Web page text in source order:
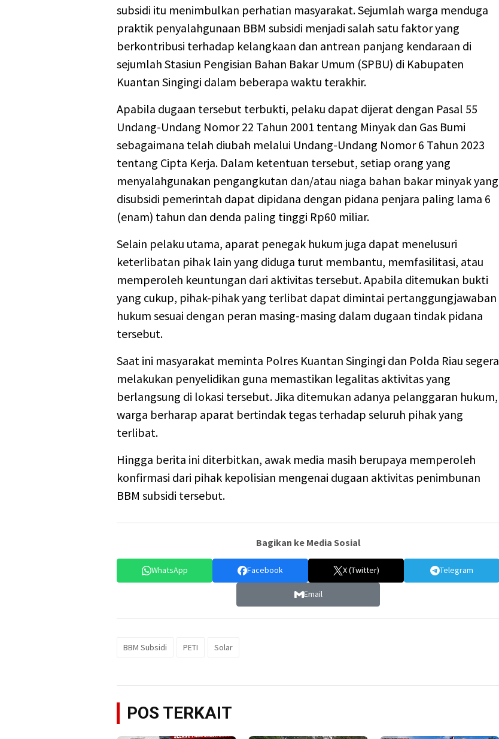
subsidi itu menimbulkan perhatian masyarakat. Sejumlah warga menduga
praktik penyalahgunaan BBM subsidi menjadi salah satu faktor yang
berkontribusi terhadap kelangkaan dan antrean panjang kendaraan di
sejumlah Stasiun Pengisian Bahan Bakar Umum (SPBU) di Kabupaten
Kuantan Singingi dalam beberapa waktu terakhir.
Apabila dugaan tersebut terbukti, pelaku dapat dijerat dengan Pasal 55
Undang-Undang Nomor 22 Tahun 2001 tentang Minyak dan Gas Bumi
sebagaimana telah diubah melalui Undang-Undang Nomor 6 Tahun 2023
tentang Cipta Kerja. Dalam ketentuan tersebut, setiap orang yang
menyalahgunakan pengangkutan dan/atau niaga bahan bakar minyak yang
disubsidi pemerintah dapat dipidana dengan pidana penjara paling lama 6
(enam) tahun dan denda paling tinggi Rp60 miliar.
Selain pelaku utama, aparat penegak hukum juga dapat menelusuri
keterlibatan pihak lain yang diduga turut membantu, memfasilitasi, atau
memperoleh keuntungan dari aktivitas tersebut. Apabila ditemukan bukti
yang cukup, pihak-pihak yang terlibat dapat dimintai pertanggungjawaban
hukum sesuai dengan peran masing-masing dalam dugaan tindak pidana
tersebut.
Saat ini masyarakat meminta Polres Kuantan Singingi dan Polda Riau segera
melakukan penyelidikan guna memastikan legalitas aktivitas yang
berlangsung di lokasi tersebut. Jika ditemukan adanya pelanggaran hukum,
warga berharap aparat bertindak tegas terhadap seluruh pihak yang
terlibat.
Hingga berita ini diterbitkan, awak media masih berupaya memperoleh
konfirmasi dari pihak kepolisian mengenai dugaan aktivitas penimbunan
BBM subsidi tersebut.
Bagikan ke Media Sosial
WhatsApp Facebook X (Twitter) Telegram
Email
BBM Subsidi PETI Solar
POS TERKAIT